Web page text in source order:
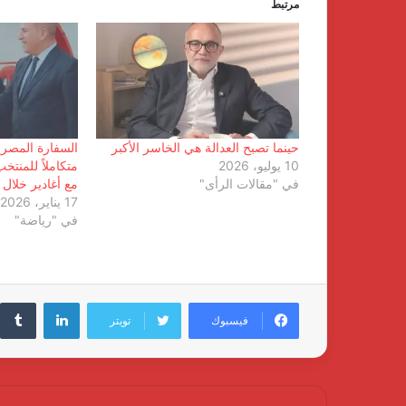
مرتبط
حينما تصبح العدالة هي الخاسر الأكبر
10 يوليو، 2026
في "مقالات الرأى"
السفارة
متكاملاً
مع أغادير
17 يناير، 2026
في "رياضة"
فيسبوك تويتر
لينكدإن